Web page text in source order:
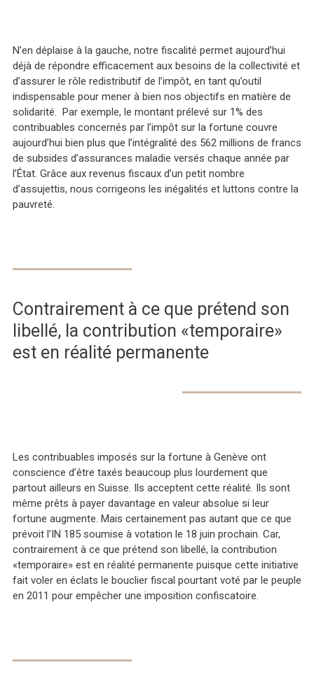
N’en déplaise à la gauche, notre fiscalité permet aujourd’hui
déjà de répondre efficacement aux besoins de la collectivité et
d’assurer le rôle redistributif de l’impôt, en tant qu’outil
indispensable pour mener à bien nos objectifs en matière de
solidarité. Par exemple, le montant prélevé sur 1% des
contribuables concernés par l’impôt sur la fortune couvre
aujourd’hui bien plus que l’intégralité des 562 millions de francs
de subsides d’assurances maladie versés chaque année par
l’État. Grâce aux revenus fiscaux d’un petit nombre
d’assujettis, nous corrigeons les inégalités et luttons contre la
pauvreté.
Contrairement à ce que prétend son
libellé, la contribution «temporaire»
est en réalité permanente
Les contribuables imposés sur la fortune à Genève ont
conscience d’être taxés beaucoup plus lourdement que
partout ailleurs en Suisse. Ils acceptent cette réalité. Ils sont
même prêts à payer davantage en valeur absolue si leur
fortune augmente. Mais certainement pas autant que ce que
prévoit l’IN 185 soumise à votation le 18 juin prochain. Car,
contrairement à ce que prétend son libellé, la contribution
«temporaire» est en réalité permanente puisque cette initiative
fait voler en éclats le bouclier fiscal pourtant voté par le peuple
en 2011 pour empêcher une imposition confiscatoire.